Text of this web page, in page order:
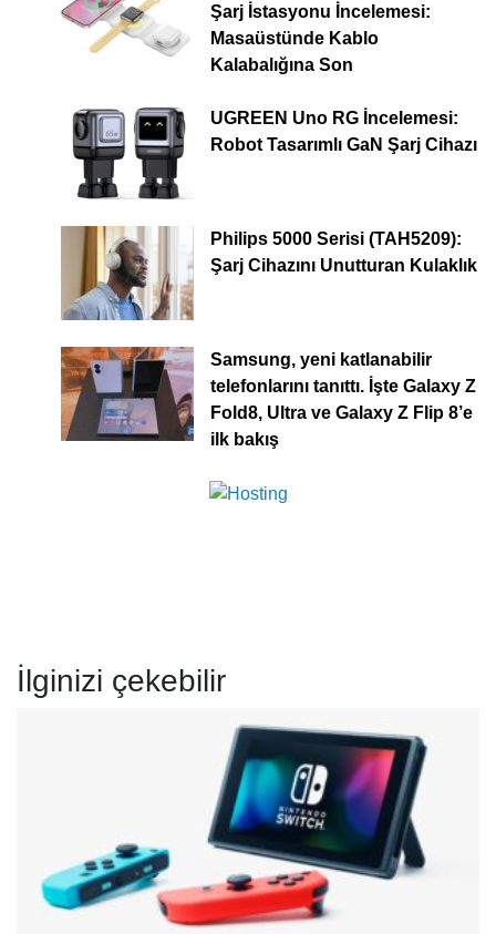
Şarj İstasyonu İncelemesi:
Masaüstünde Kablo
Kalabalığına Son
UGREEN Uno RG İncelemesi:
Robot Tasarımlı GaN Şarj Cihazı
Philips 5000 Serisi (TAH5209):
Şarj Cihazını Unutturan Kulaklık
Samsung, yeni katlanabilir
telefonlarını tanıttı. İşte Galaxy Z
Fold8, Ultra ve Galaxy Z Flip 8’e
ilk bakış
İlginizi çekebilir